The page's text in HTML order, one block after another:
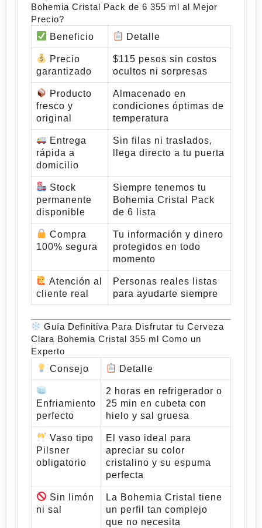
Bohemia Cristal Pack de 6 355 ml al Mejor
Precio?
Beneficio
Detalle
Precio
garantizado
$115 pesos sin costos
ocultos ni sorpresas
Producto
fresco y
original
Almacenado en
condiciones óptimas de
temperatura
Entrega
rápida a
domicilio
Sin filas ni traslados,
llega directo a tu puerta
Stock
permanente
disponible
Siempre tenemos tu
Bohemia Cristal Pack
de 6 lista
Compra
100% segura
Tu información y dinero
protegidos en todo
momento
Atención al
cliente real
Personas reales listas
para ayudarte siempre
Guía Definitiva Para Disfrutar tu Cerveza
Clara Bohemia Cristal 355 ml Como un
Experto
Consejo
Detalle
Enfriamiento
perfecto
2 horas en refrigerador o
25 min en cubeta con
hielo y sal gruesa
Vaso tipo
Pilsner
obligatorio
El vaso ideal para
apreciar su color
cristalino y su espuma
perfecta
Sin limón
ni sal
La Bohemia Cristal
tiene
un perfil tan complejo
que no necesita